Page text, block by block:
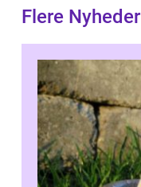
Flere Nyheder